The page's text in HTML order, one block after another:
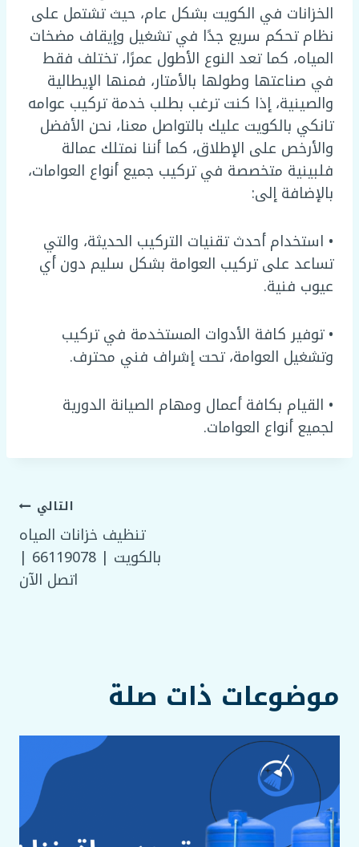
الخزانات في الكويت بشكل عام، حيث تشتمل على
نظام تحكم سريع جدًا في تشغيل وإيقاف مضخات
المياه، كما تعد النوع الأطول عمرًا، تختلف فقط
في صناعتها وطولها بالأمتار، فمنها الإيطالية
والصينية، إذا كنت ترغب بطلب خدمة تركيب عوامه
تانكي بالكويت عليك بالتواصل معنا، نحن الأفضل
والأرخص على الإطلاق، كما أننا نمتلك عمالة
فلبينية متخصصة في تركيب جميع أنواع العوامات،
بالإضافة إلى:
• استخدام أحدث تقنيات التركيب الحديثة، والتي
تساعد على تركيب العوامة بشكل سليم دون أي
عيوب فنية.
• توفير كافة الأدوات المستخدمة في تركيب
وتشغيل العوامة، تحت إشراف فني محترف.
• القيام بكافة أعمال ومهام الصيانة الدورية
لجميع أنواع العوامات.
التالي
تنظيف خزانات المياه
بالكويت | 66119078 |
اتصل الآن
موضوعات ذات صلة